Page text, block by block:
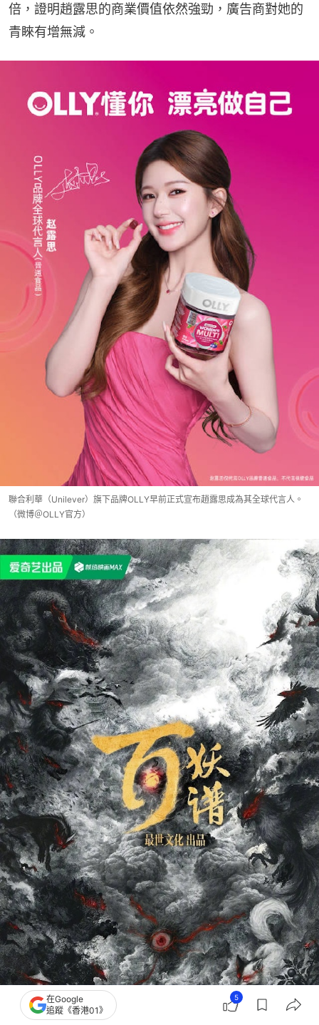
倍，證明趙露思的商業價值依然強勁，廣告商對她的
青睞有增無減。
聯合利華（Unilever）旗下品牌OLLY早前正式宣布趙露思成為其全球代言人。
（微博＠OLLY官方）
在Google
追蹤《香港01》
5